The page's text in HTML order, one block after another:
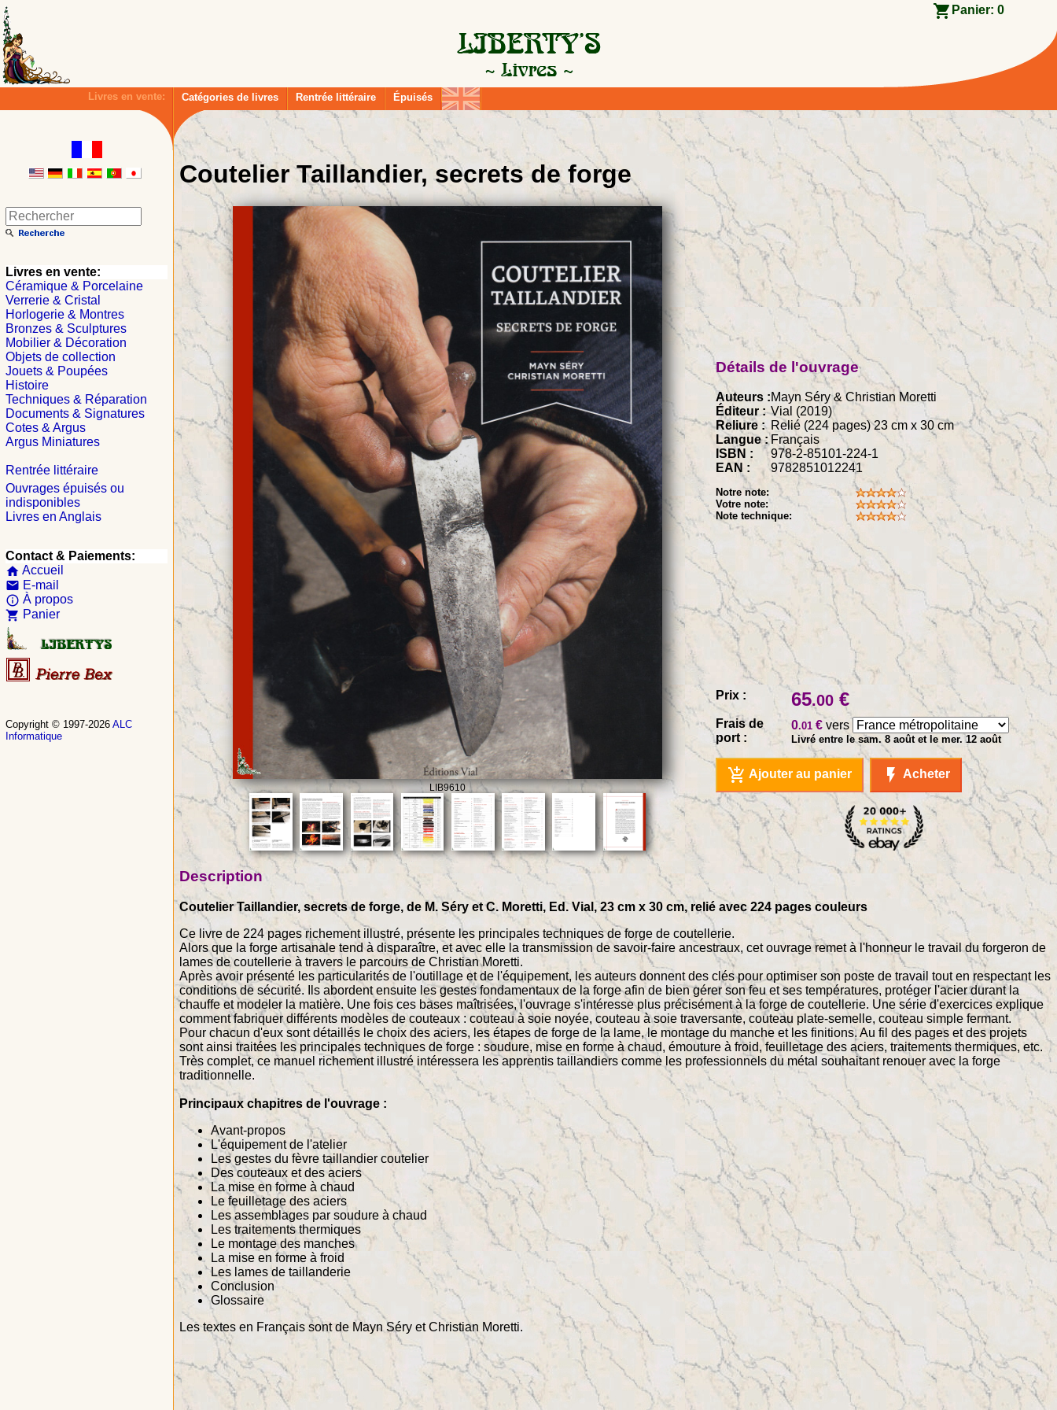
Panier: 0
Livres en vente: Catégories de livres Rentrée littéraire Épuisés
Coutelier Taillandier, secrets de forge
LIB9610
Prix : 65.00 €
Frais de
port :
0.01 € vers
Livré entre le sam. 8 août et le mer. 12 août
add_shopping_cart Ajouter au panier flash_on Acheter
Détails de l'ouvrage
Auteurs :Mayn Séry & Christian Moretti
Éditeur : Vial (2019)
Reliure : Relié (224 pages) 23 cm x 30 cm
Langue :Français
ISBN :
978-2-85101-224-1
EAN :
9782851012241
Notre note:
Votre note:
Note technique:
Description
Coutelier Taillandier, secrets de forge, de M. Séry et C. Moretti, Ed. Vial, 23 cm x 30 cm, relié avec 224 pages couleurs
Ce livre de 224 pages richement illustré, présente les principales techniques de forge de coutellerie.
Alors que la forge artisanale tend à disparaître, et avec elle la transmission de savoir-faire ancestraux, cet ouvrage remet à l'honneur le travail du forgeron de
lames de coutellerie à travers le parcours de Christian Moretti.
Après avoir présenté les particularités de l'outillage et de l'équipement, les auteurs donnent des clés pour optimiser son poste de travail tout en respectant les
conditions de sécurité. Ils abordent ensuite les gestes fondamentaux de la forge afin de bien gérer son feu et ses températures, protéger l'acier durant la
chauffe et modeler la matière. Une fois ces bases maîtrisées, l'ouvrage s'intéresse plus précisément à la forge de coutellerie. Une série d'exercices explique
comment fabriquer différents modèles de couteaux : couteau à soie noyée, couteau à soie traversante, couteau plate-semelle, couteau simple fermant.
Pour chacun d'eux sont détaillés le choix des aciers, les étapes de forge de la lame, le montage du manche et les finitions. Au fil des pages et des projets
sont ainsi traitées les principales techniques de forge : soudure, mise en forme à chaud, émouture à froid, feuilletage des aciers, traitements thermiques, etc.
Très complet, ce manuel richement illustré intéressera les apprentis taillandiers comme les professionnels du métal souhaitant renouer avec la forge
traditionnelle.
Principaux chapitres de l'ouvrage :
Avant-propos
L'équipement de l'atelier
Les gestes du fèvre taillandier coutelier
Des couteaux et des aciers
La mise en forme à chaud
Le feuilletage des aciers
Les assemblages par soudure à chaud
Les traitements thermiques
Le montage des manches
La mise en forme à froid
Les lames de taillanderie
Conclusion
Glossaire
Les textes en Français sont de Mayn Séry et Christian Moretti.
Livres en vente:
Céramique & Porcelaine
Verrerie & Cristal
Horlogerie & Montres
Bronzes & Sculptures
Mobilier & Décoration
Objets de collection
Jouets & Poupées
Histoire
Techniques & Réparation
Documents & Signatures
Cotes & Argus
Argus Miniatures
Rentrée littéraire
Ouvrages épuisés ou
indisponibles
Livres en Anglais
Contact & Paiements:
home Accueil
email E-mail
info_outline À propos
shopping_cart Panier
Copyright © 1997-2026 ALC
Informatique